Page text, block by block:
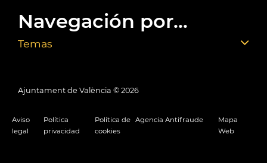
Navegación por...
Temas
Ajuntament de València © 2026
Aviso
legal
Política
privacidad
Política de
cookies
Agencia Antifraude
Mapa
Web